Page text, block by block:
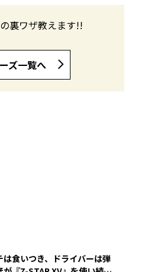
裏ワザ教えます!!
ズ一覧へ
は食いつき、ドライバーは弾